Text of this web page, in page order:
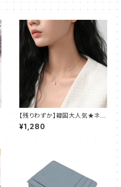
【残りわずか】韓国大人気★ネッ
クレス★かわいい★パール★レ
ディース★ゴールド
¥1,280